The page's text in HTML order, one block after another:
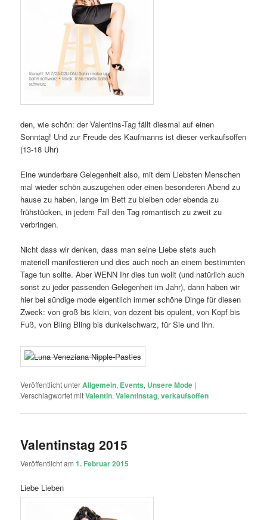
den, wie schön: der Valentins-Tag fällt diesmal auf einen
Sonntag! Und zur Freude des Kaufmanns ist dieser verkaufsoffen
(13-18 Uhr)
Eine wunderbare Gelegenheit also, mit dem Liebsten Menschen
mal wieder schön auszugehen oder einen besonderen Abend zu
hause zu haben, lange im Bett zu bleiben oder ebenda zu
frühstücken, in jedem Fall den Tag romantisch zu zweit zu
verbringen.
Nicht dass wir denken, dass man seine Liebe stets auch
materiell manifestieren und dies auch noch an einem bestimmten
Tage tun sollte. Aber WENN Ihr dies tun wollt (und natürlich auch
sonst zu jeder passenden Gelegenheit im Jahr), dann haben wir
hier bei sündige mode eigentlich immer schöne Dinge für diesen
Zweck: von groß bis klein, von dezent bis opulent, von Kopf bis
Fuß, von Bling Bling bis dunkelschwarz, für Sie und Ihn.
Veröffentlicht unterAllgemein, Events, Unsere Mode |
Verschlagwortet mitValentin,Valentinstag,verkaufsoffen
Valentinstag 2015
Veröffentlicht am1. Februar 2015
Liebe Lieben